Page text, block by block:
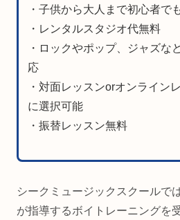
・子供から大人まで初心者で
・レンタルスタジオ代無料
・ロックやポップ、ジャズな
応
・対面レッスンorオンライン
に選択可能
・振替レッスン無料
シークミュージックスクールで
が指導するボイトレーニングを